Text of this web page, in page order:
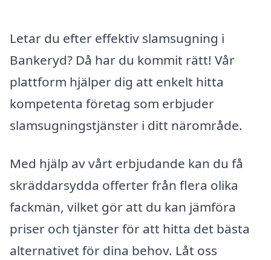
Letar du efter effektiv slamsugning i
Bankeryd? Då har du kommit rätt! Vår
plattform hjälper dig att enkelt hitta
kompetenta företag som erbjuder
slamsugningstjänster i ditt närområde.
Med hjälp av vårt erbjudande kan du få
skräddarsydda offerter från flera olika
fackmän, vilket gör att du kan jämföra
priser och tjänster för att hitta det bästa
alternativet för dina behov. Låt oss